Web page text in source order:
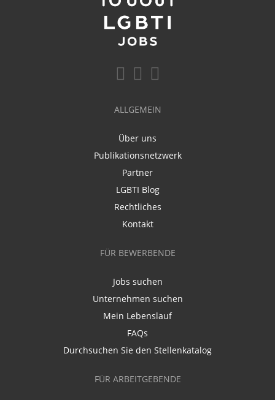
ALLGEMEIN
Über uns
Publikationsnetzwerk
Partner
LGBTI Blog
Rechtliches
Kontakt
FÜR BEWERBENDE
Jobs suchen
Unternehmen suchen
Mein Lebenslauf
FAQs
Durchsuchen Sie den Stellenkatalog
FÜR ARBEITGEBENDE